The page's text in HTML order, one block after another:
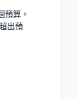
預算。
出預